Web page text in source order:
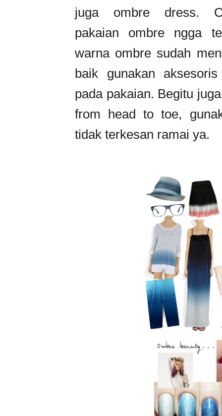
juga ombre dress.
pakaian ombre ngga
warna ombre sudah
baik gunakan
pada pakaian. Begitu
from head to toe,
tidak terkesan ramai ya.